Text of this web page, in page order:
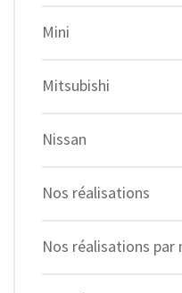
Mini
Mitsubishi
Nissan
Nos réalisations
Nos réalisations par